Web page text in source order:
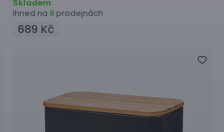
Skladem
Ihned na 9 prodejnách
689 Kč